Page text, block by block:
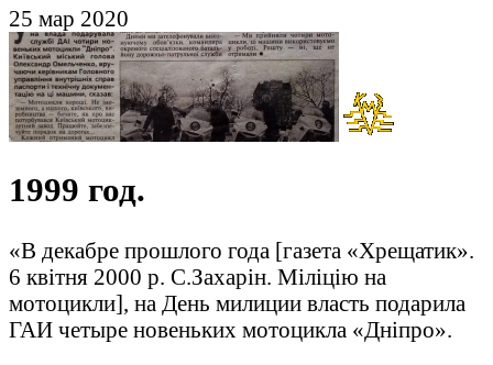
25 мар 2020
1999 год.
«В декабре прошлого года [газета «Хрещатик».
6 квітня 2000 р. С.Захарін. Міліцію на
мотоцикли], на День милиции власть подарила
ГАИ четыре новеньких мотоцикла «Дніпро».